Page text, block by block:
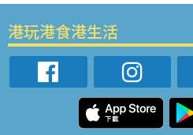
港玩港食港生活